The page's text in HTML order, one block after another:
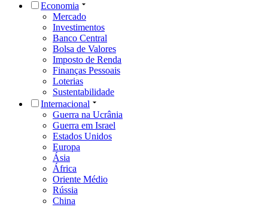
Economia
Mercado
Investimentos
Banco Central
Bolsa de Valores
Imposto de Renda
Finanças Pessoais
Loterias
Sustentabilidade
Internacional
Guerra na Ucrânia
Guerra em Israel
Estados Unidos
Europa
Ásia
África
Oriente Médio
Rússia
China